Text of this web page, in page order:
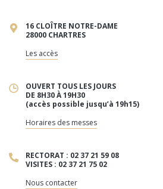
16 CLOÎTRE NOTRE-DAME
28000 CHARTRES
Les accès
OUVERT TOUS LES JOURS
DE 8H30 À 19H30
(accès possible jusqu’à 19h15)
Horaires des messes
RECTORAT : 02 37 21 59 08
VISITES : 02 37 21 75 02
Nous contacter